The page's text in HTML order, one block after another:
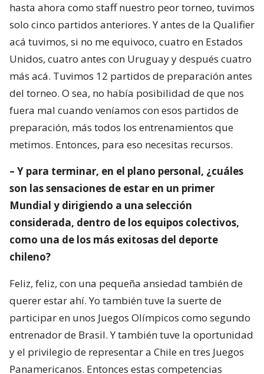
hasta ahora como staff nuestro peor torneo, tuvimos
solo cinco partidos anteriores. Y antes de la Qualifier
acá tuvimos, si no me equivoco, cuatro en Estados
Unidos, cuatro antes con Uruguay y después cuatro
más acá. Tuvimos 12 partidos de preparación antes
del torneo. O sea, no había posibilidad de que nos
fuera mal cuando veníamos con esos partidos de
preparación, más todos los entrenamientos que
metimos. Entonces, para eso necesitas recursos.
– Y para terminar, en el plano personal, ¿cuáles
son las sensaciones de estar en un primer
Mundial y dirigiendo a una selección
considerada, dentro de los equipos colectivos,
como una de los más exitosas del deporte
chileno?
Feliz, feliz, con una pequeña ansiedad también de
querer estar ahí. Yo también tuve la suerte de
participar en unos Juegos Olímpicos como segundo
entrenador de Brasil. Y también tuve la oportunidad
y el privilegio de representar a Chile en tres Juegos
Panamericanos. Entonces estas competencias